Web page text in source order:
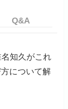
Q&A
知久がこれ
について解